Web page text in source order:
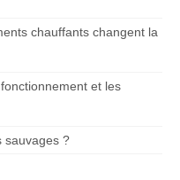
chauffants changent la
et les
sauvages ?